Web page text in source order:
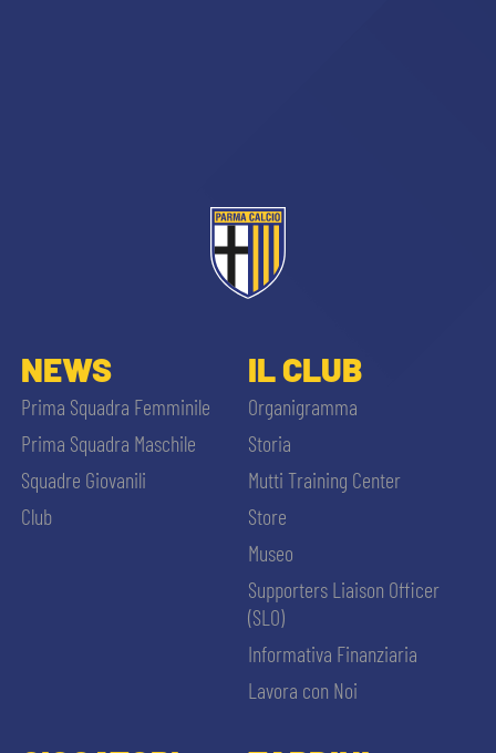
NEWS
Prima Squadra Femminile
Prima Squadra Maschile
Squadre Giovanili
Club
IL CLUB
Organigramma
Storia
Mutti Training Center
Store
Museo
Supporters Liaison Officer
(SLO)
Informativa Finanziaria
Lavora con Noi